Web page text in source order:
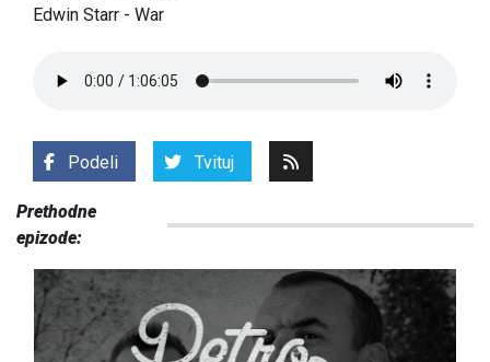
Edwin Starr - War
Podeli Tvituj
Prethodne
epizode: